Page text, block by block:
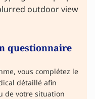
questionnaire
vous complétez le
détaillé afin
de votre situation